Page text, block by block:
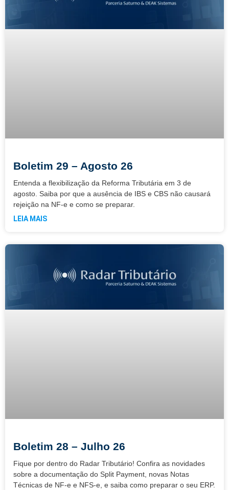
Boletim 29 – Agosto 26
Entenda a flexibilização da Reforma Tributária em 3 de
agosto. Saiba por que a ausência de IBS e CBS não causará
rejeição na NF-e e como se preparar.
LEIA MAIS
Boletim 28 – Julho 26
Fique por dentro do Radar Tributário! Confira as novidades
sobre a documentação do Split Payment, novas Notas
Técnicas de NF-e e NFS-e, e saiba como preparar o seu ERP.